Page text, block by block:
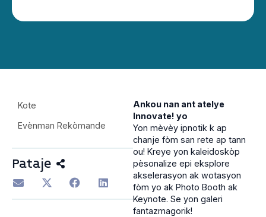
Kote
Evènman Rekòmande
Pataje
Ankou nan ant atelye
Innovate! yo
Yon mèvèy ipnotik k ap
chanje fòm san rete ap tann
ou! Kreye yon kaleidoskòp
pèsonalize epi eksplore
akselerasyon ak wotasyon
fòm yo ak Photo Booth ak
Keynote. Se yon galeri
fantazmagorik!